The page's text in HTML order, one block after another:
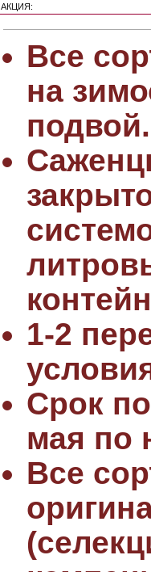
АКЦИЯ:
Все
на
подвой.
1-2
Срок
мая по
Все